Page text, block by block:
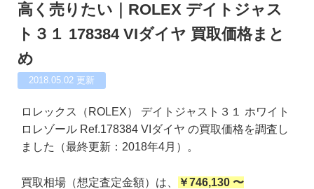
高く売りたい｜ROLEX デイトジャス
ト３１ 178384 VIダイヤ 買取価格まと
め
2018.05.02 更新
ロレックス（ROLEX） デイトジャスト３１ ホワイト
ロレゾール Ref.178384 VIダイヤ の買取価格を調査し
ました（最終更新：2018年4月）。
買取相場（想定査定金額）は、
￥746,130 〜